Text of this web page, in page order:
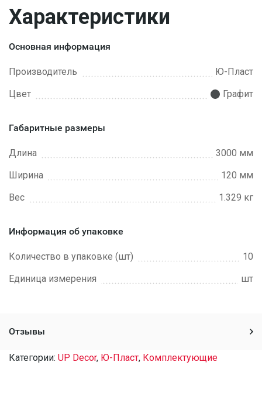
Характеристики
Основная информация
Производитель
Ю-Пласт
Цвет
Графит
Габаритные размеры
Длина
3000 мм
Ширина
120 мм
Вес
1.329 кг
Информация об упаковке
Количество в упаковке (шт)
10
Единица измерения
шт
Отзывы
Категории: UP Decor, Ю-Пласт, Комплектующие